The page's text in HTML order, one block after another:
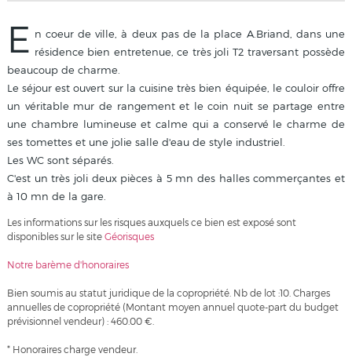
E n coeur de ville, à deux pas de la place A.Briand, dans une
résidence bien entretenue, ce très joli T2 traversant possède
beaucoup de charme.
Le séjour est ouvert sur la cuisine très bien équipée, le couloir offre
un véritable mur de rangement et le coin nuit se partage entre
une chambre lumineuse et calme qui a conservé le charme de
ses tomettes et une jolie salle d'eau de style industriel.
Les WC sont séparés.
C'est un très joli deux pièces à 5 mn des halles commerçantes et
à 10 mn de la gare.
Les informations sur les risques auxquels ce bien est exposé sont
disponibles sur le site Géorisques
Notre barème d'honoraires
Bien soumis au statut juridique de la copropriété. Nb de lot :10. Charges
annuelles de copropriété (Montant moyen annuel quote-part du budget
prévisionnel vendeur) : 460.00 €.
* Honoraires charge vendeur.